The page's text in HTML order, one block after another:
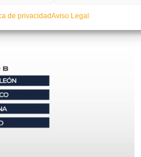
de privacidadAviso Legal